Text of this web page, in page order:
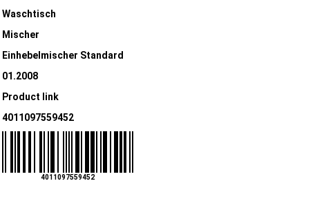
Waschtisch
Mischer
Einhebelmischer Standard
01.2008
Product link
4011097559452
4011097559452